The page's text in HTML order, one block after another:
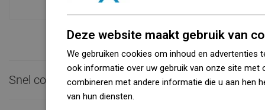
Snel contact 
Deze website maakt gebruik van
We gebruiken cookies om inhoud en advertenties
ook informatie over uw gebruik van onze site met
combineren met andere informatie die u aan hen
van hun diensten.